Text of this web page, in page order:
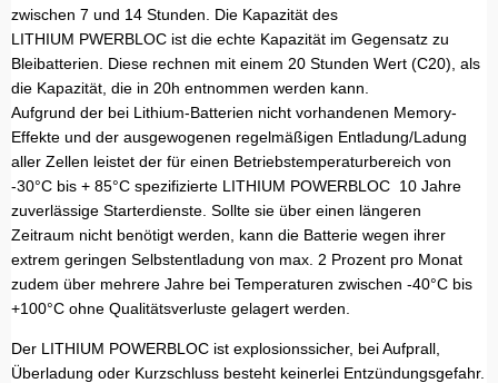
zwischen 7 und 14 Stunden. Die Kapazität des
LITHIUM PWERBLOC ist die echte Kapazität im Gegensatz zu
Bleibatterien. Diese rechnen mit einem 20 Stunden Wert (C20), als
die Kapazität, die in 20h entnommen werden kann.
Aufgrund der bei Lithium-Batterien nicht vorhandenen Memory-
Effekte und der ausgewogenen regelmäßigen Entladung/Ladung
aller Zellen leistet der für einen Betriebstemperaturbereich von
-30°C bis + 85°C spezifizierte LITHIUM POWERBLOC 10 Jahre
zuverlässige Starterdienste. Sollte sie über einen längeren
Zeitraum nicht benötigt werden, kann die Batterie wegen ihrer
extrem geringen Selbstentladung von max. 2 Prozent pro Monat
zudem über mehrere Jahre bei Temperaturen zwischen -40°C bis
+100°C ohne Qualitätsverluste gelagert werden.
Der LITHIUM POWERBLOC ist explosionssicher, bei Aufprall,
Überladung oder Kurzschluss besteht keinerlei Entzündungsgefahr.